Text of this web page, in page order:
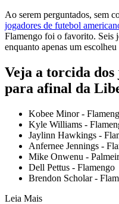
Ao serem perguntados, sem
jogadores de futebol
Flamengo foi o favorito. Seis
enquanto apenas um
Veja a torcida
para afinal da
Kobee Minor -
Kyle Williams -
Jaylinn Hawkings -
Anfernee Jennings -
Mike Onwenu -
Dell Pettus - Flamengo
Brendon Scholar -
Leia Mais